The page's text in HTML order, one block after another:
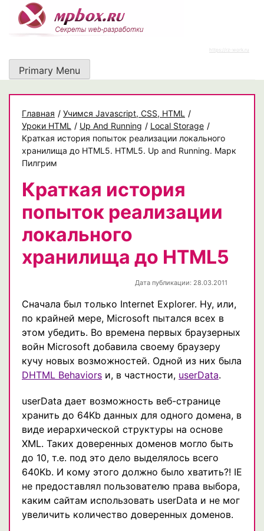
content
https://rz-work.ru
Primary Menu
Главная / Учимся Javascript, CSS, HTML
/
Уроки HTML
/ Up And Running / Local Storage /
Краткая история попыток реализации локального
хранилища до HTML5. HTML5. Up and Running. Марк
Пилгрим
Краткая история
попыток реализации
локального
хранилища до HTML5
Дата публикации: 28.03.2011
Сначала был только Internet Explorer. Ну, или,
по крайней мере, Microsoft пытался всех в
этом убедить. Во времена первых браузерных
войн Microsoft добавила своему браузеру
кучу новых возможностей. Одной из них была
DHTML Behaviors и, в частности, userData.
userData дает возможность веб-странице
хранить до 64Kb данных для одного домена, в
виде иерархической структуры на основе
XML. Таких доверенных доменов могло быть
до 10, т.е. под это дело выделялось всего
640Kb. И кому этого должно было хватить?! IE
не предоставлял пользователю права выбора,
каким сайтам использовать userData и не мог
увеличить количество доверенных доменов.